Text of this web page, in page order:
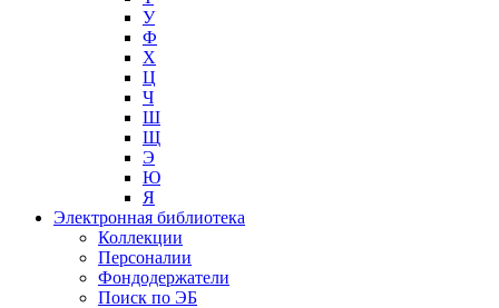
У
Ф
Х
Ц
Ч
Ш
Щ
Э
Ю
Я
Электронная библиотека
Коллекции
Персоналии
Фондодержатели
Поиск по ЭБ